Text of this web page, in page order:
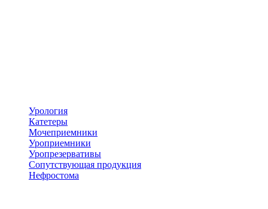
Урология
Катетеры
Мочеприемники
Уроприемники
Уропрезервативы
Сопутствующая продукция
Нефростома